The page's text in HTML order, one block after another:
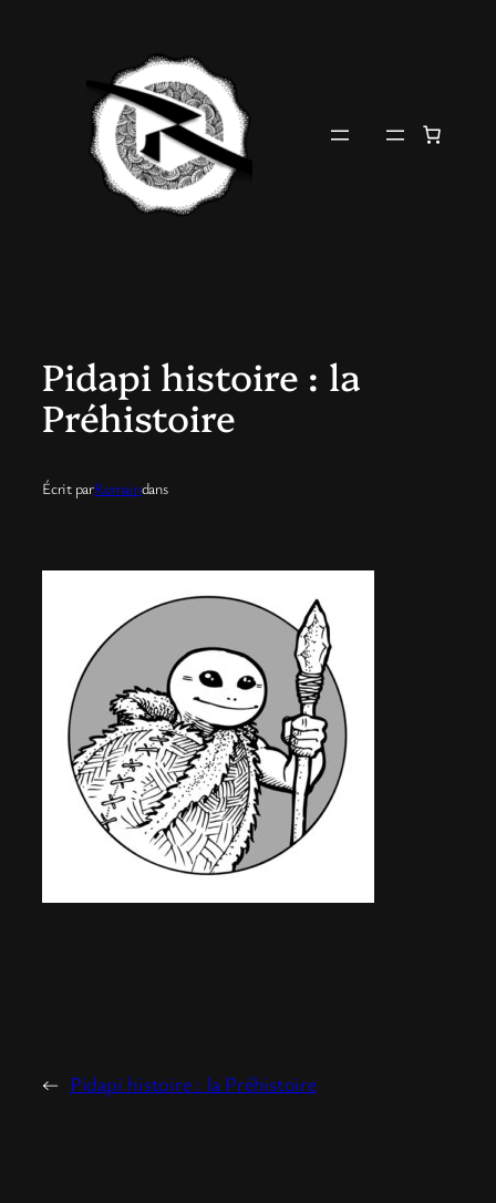
Pidapi histoire : la
Préhistoire
Écrit parRomaindans
← Pidapi histoire : la Préhistoire